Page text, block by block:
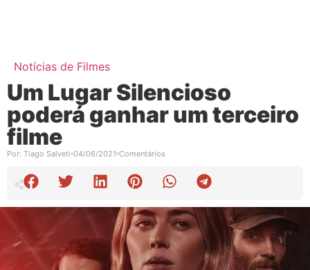
Notícias de Filmes
Um Lugar Silencioso
poderá ganhar um terceiro
filme
Por: Tiago Salveti 04/06/2021 Comentários